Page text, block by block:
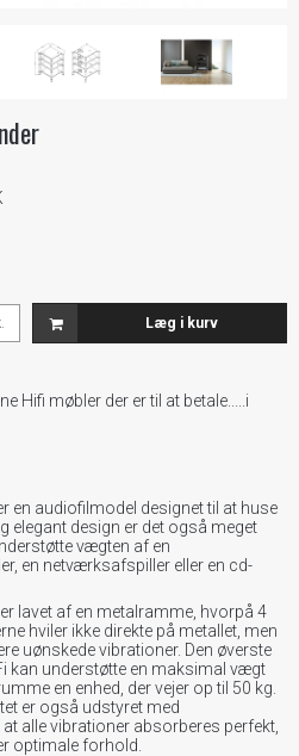
Læg i kurv
Hifi møbler der er til at betale.....i
en audiofilmodel designet til at huse
elegant design er det også meget
vægten af en
en netværksafspiller eller en cd-
lavet af en metalramme, hvorpå 4
hviler ikke direkte på metallet, men
uønskede vibrationer. Den øverste
kan understøtte en maksimal vægt
en enhed, der vejer op til 50 kg.
er også udstyret med
alle vibrationer absorberes perfekt,
optimale forhold.